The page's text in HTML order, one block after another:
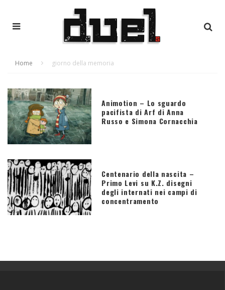
Home giorno della memoria
Animotion – Lo sguardo
pacifista di Arf di Anna
Russo e Simona Cornacchia
Centenario della nascita –
Primo Levi su K.Z. disegni
degli internati nei campi di
concentramento